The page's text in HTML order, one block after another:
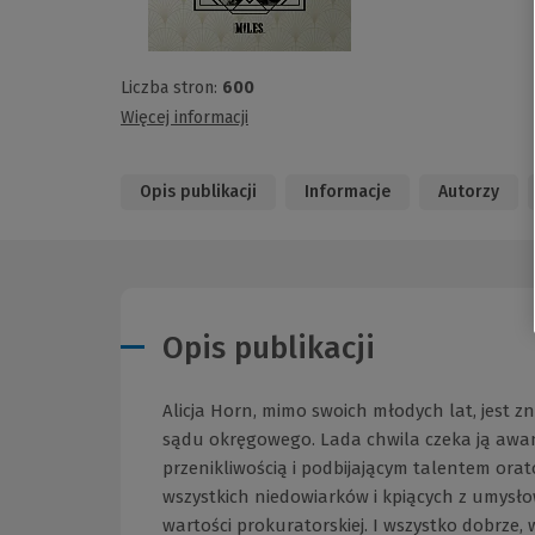
Liczba stron: 600
Więcej informacji
Opis publikacji Informacje Autorzy
Opis publikacji
Alicja Horn, mimo swoich młodych lat, jest
sądu okręgowego. Lada chwila czeka ją
przenikliwością i podbijającym talentem
wszystkich niedowiarków i kpiących z
wartości prokuratorskiej. I wszystko dobrze,